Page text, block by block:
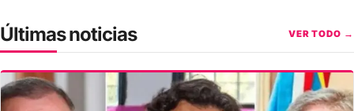
Últimas noticias VER TODO →